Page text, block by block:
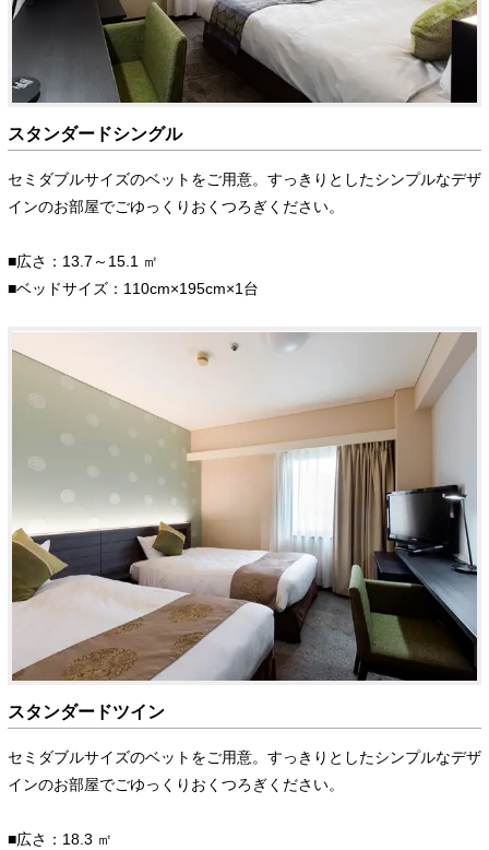
スタンダードシングル
セミダブルサイズのベットをご用意。すっきりとしたシンプルなデザ
インのお部屋でごゆっくりおくつろぎください。
■広さ：13.7～15.1 ㎡
■ベッドサイズ：110cm×195cm×1台
スタンダードツイン
セミダブルサイズのベットをご用意。すっきりとしたシンプルなデザ
インのお部屋でごゆっくりおくつろぎください。
■広さ：18.3 ㎡